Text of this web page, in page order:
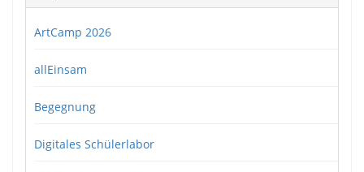
ArtCamp 2026
allEinsam
Begegnung
Digitales Schülerlabor